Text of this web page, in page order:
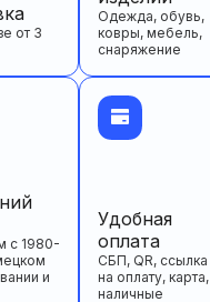
от 3
Одежда, обувь,
ковры, мебель,
снаряжение
с 1980-
и
Удобная
оплата
СБП, QR, ссылка
на оплату, карта,
наличные